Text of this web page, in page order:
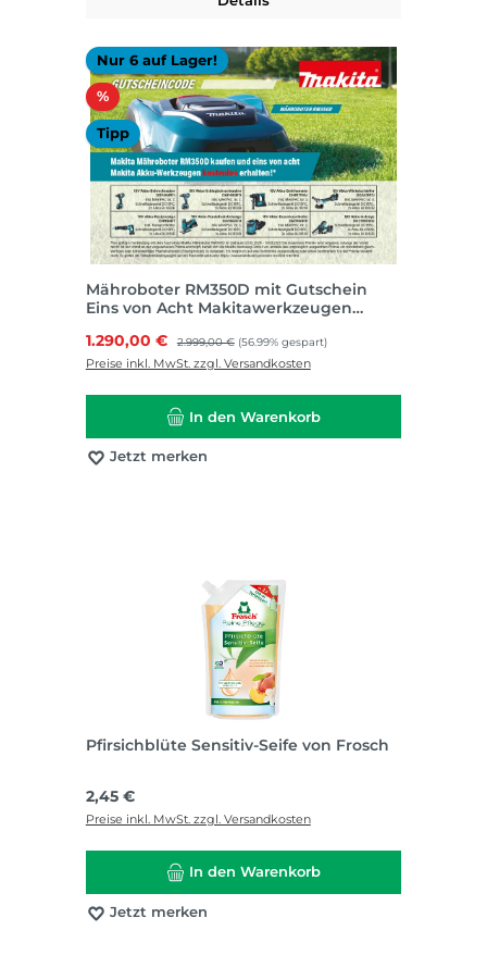
Nur 6 auf Lager!
%Rabatt
Tipp
Mähroboter RM350D mit Gutschein
Eins von Acht Makitawerkzeugen
Verkaufspreis:
1.290,00 € Regulärer Preis:
2.999,00 € (56.99% gespart)
Preise inkl. MwSt. zzgl. Versandkosten
In den Warenkorb
Jetzt merken
Pfirsichblüte Sensitiv-Seife von Frosch
Regulärer Preis:
2,45 €
Preise inkl. MwSt. zzgl. Versandkosten
In den Warenkorb
Jetzt merken